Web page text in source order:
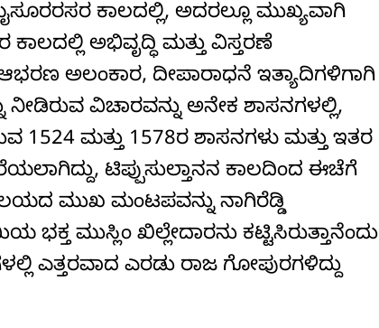
ಕಾಲದಲ್ಲಿ, ಅದರಲ್ಲೂ ಮುಖ್ಯವಾಗಿ
ಅಭಿವೃದ್ಧಿ ಮತ್ತು ವಿಸ್ತರಣೆ
ಅಲಂಕಾರ, ದೀಪಾರಾಧನೆ ಇತ್ಯಾದಿಗಳಿಗಾಗಿ
ನೀಡಿರುವ ವಿಚಾರವನ್ನು ಅನೇಕ ಶಾಸನಗಳಲ್ಲಿ,
ಮತ್ತು 1578ರ ಶಾಸನಗಳು ಮತ್ತು ಇತರ
ಟಿಪ್ಪುಸುಲ್ತಾನನ ಕಾಲದಿಂದ ಈಚೆಗೆ
ಮುಖ ಮಂಟಪವನ್ನು ನಾಗಿರೆಡ್ಡಿ
ಮುಸ್ಲಿಂ ಖಿಲ್ಲೇದಾರನು ಕಟ್ಟಿಸಿರುತ್ತಾನೆಂದು
ಎತ್ತರವಾದ ಎರಡು ರಾಜ ಗೋಪುರಗಳಿದ್ದು